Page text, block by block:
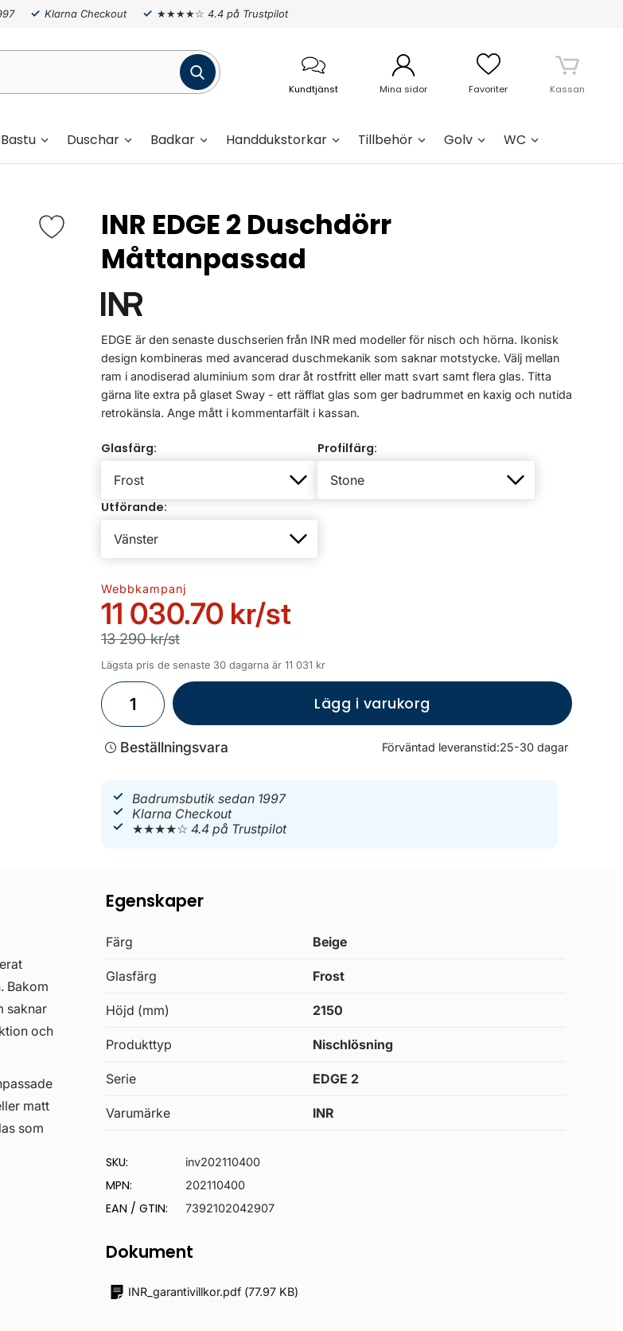
Klarna Checkout ★★★★☆ 4.4 på Trustpilot
Kundtjänst Mina sidor Favoriter Kassan
Bastu Duschar Badkar Handdukstorkar Tillbehör Golv WC
INR EDGE 2 Duschdörr
Måttanpassad
EDGE är den senaste duschserien från INR med modeller för nisch och hörna. Ikonisk
design kombineras med avancerad duschmekanik som saknar motstycke. Välj mellan
ram i anodiserad aluminium som drar åt rostfritt eller matt svart samt flera glas. Titta
gärna lite extra på glaset Sway - ett räfflat glas som ger badrummet en kaxig och nutida
retrokänsla. Ange mått i kommentarfält i kassan.
Glasfärg: Profilfärg:
Utförande:
Webbkampanj
11 030.70 kr/st
13 290 kr/st
Lägsta pris de senaste 30 dagarna är 11 031 kr
Lägg i varukorg
Beställningsvara Förväntad leveranstid:25-30 dagar
Badrumsbutik sedan 1997
Klarna Checkout
★★★★☆4.4 på Trustpilot
Bakom
saknar
och
matt
som
Egenskaper
Färg Beige
Glasfärg Frost
Höjd (mm) 2150
Produkttyp Nischlösning
Serie EDGE 2
Varumärke INR
SKU: inv202110400
MPN: 202110400
EAN / GTIN: 7392102042907
Dokument
INR_garantivillkor.pdf (77.97 KB)